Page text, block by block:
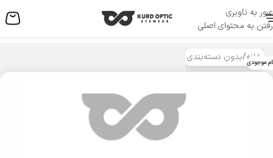
عبور به ناوبری
رفتن به محتوای اصلی
منو
خانه/بدون دسته‌بندی موجودی